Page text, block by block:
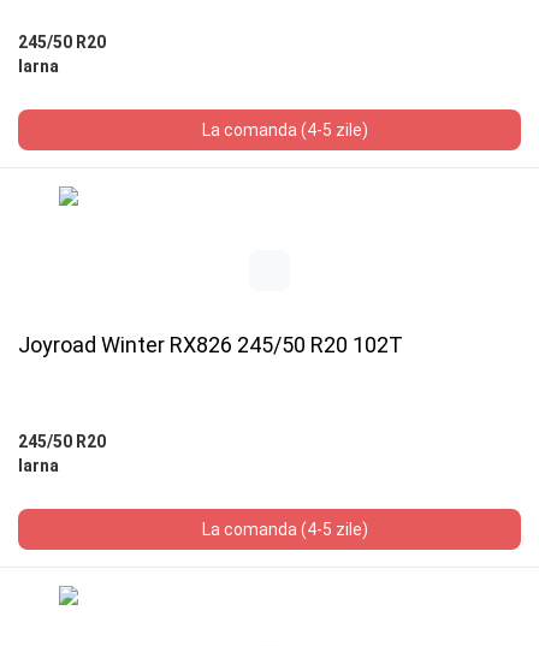
245/50 R20
Iarna
La comanda (4-5 zile)
Joyroad Winter RX826 245/50 R20 102T
245/50 R20
Iarna
La comanda (4-5 zile)